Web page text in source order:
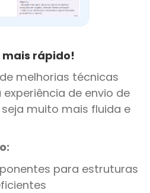
rápido!
melhorias técnicas
de envio de
muito mais fluida e
para estruturas